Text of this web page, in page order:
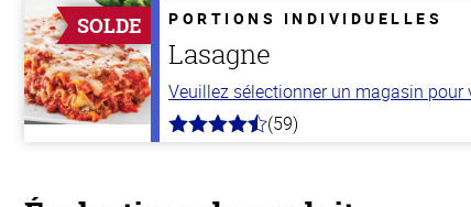
5
stars
SOLDE PORTIONS INDIVIDUELLES
Lasagne
Veuillez sélectionner un magasin pour
4.3
(59)